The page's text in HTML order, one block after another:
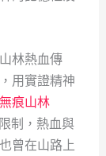
林熱血傳
用實證精神
痕山林
制，熱血與
曾在山路上